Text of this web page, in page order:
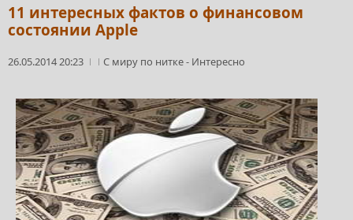
11 интересных фактов о финансовом
состоянии Apple
26.05.2014 20:23 С миру по нитке- Интересно